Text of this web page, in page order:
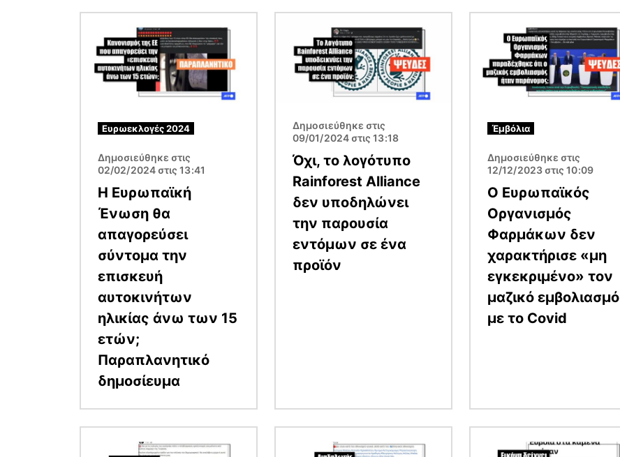
Ευρωεκλογές 2024
Δημοσιεύθηκε στις
02/02/2024 στις 13:41
Η Ευρωπαϊκή
Ένωση θα
απαγορεύσει
σύντομα την
επισκευή
αυτοκινήτων
ηλικίας άνω των 15
ετών;
Παραπλανητικό
δημοσίευμα
Δημοσιεύθηκε στις
09/01/2024 στις 13:18
Όχι, το λογότυπο
Rainforest Alliance
δεν υποδηλώνει
την παρουσία
εντόμων σε ένα
προϊόν
Έμβόλια
Δημοσιεύθηκε στις
12/12/2023 στις 10:09
O Ευρωπαϊκός
Οργανισμός
Φαρμάκων δεν
χαρακτήρισε «μη
εγκεκριμένο» τον
μαζικό εμβολιασμό
με το Covid